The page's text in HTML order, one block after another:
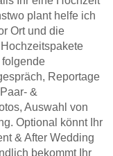
plant helfe ich
Ort und die
Reportage
&
Auswahl von
Optional könnt Ihr
& After Wedding
bekommt Ihr